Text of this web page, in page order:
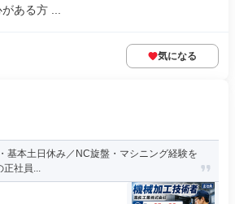
ある方 ...
気になる
基本土日休み／NC旋盤・マシニング経験を
正社員...